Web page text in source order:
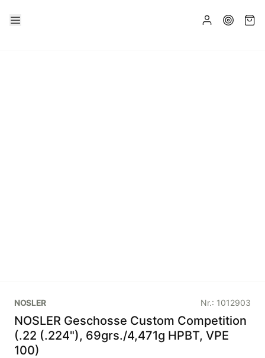
NOSLER Nr.: 1012903
NOSLER Geschosse Custom Competition
(.22 (.224"), 69grs./4,471g HPBT, VPE
100)